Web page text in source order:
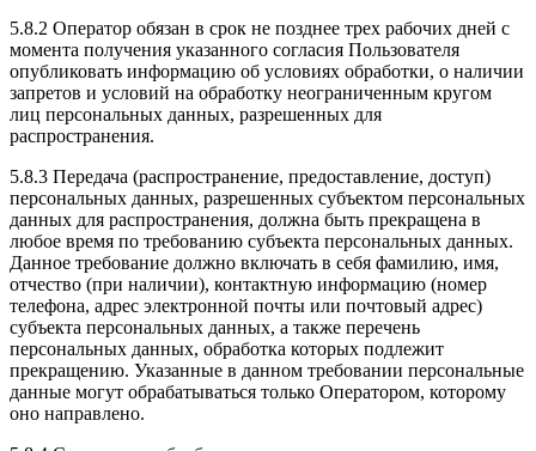
5.8.2 Оператор обязан в срок не позднее трех рабочих дней с
момента получения указанного согласия Пользователя
опубликовать информацию об условиях обработки, о наличии
запретов и условий на обработку неограниченным кругом
лиц персональных данных, разрешенных для
распространения.
5.8.3 Передача (распространение, предоставление, доступ)
персональных данных, разрешенных субъектом персональных
данных для распространения, должна быть прекращена в
любое время по требованию субъекта персональных данных.
Данное требование должно включать в себя фамилию, имя,
отчество (при наличии), контактную информацию (номер
телефона, адрес электронной почты или почтовый адрес)
субъекта персональных данных, а также перечень
персональных данных, обработка которых подлежит
прекращению. Указанные в данном требовании персональные
данные могут обрабатываться только Оператором, которому
оно направлено.